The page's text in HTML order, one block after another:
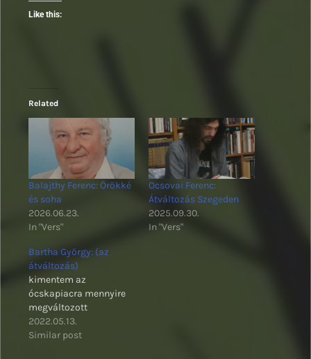
Like this:
Related
Balajthy Ferenc: Örökké
és soha
2026.06.23.
In "Vers"
Ocsovai Ferenc:
Átváltozás Szegeden
2025.09.30.
In "Vers"
Bartha György: (az
átváltozás)
kimentem az
ócskapiacra mennyire
megváltozott
2022.05.13.
Similar post